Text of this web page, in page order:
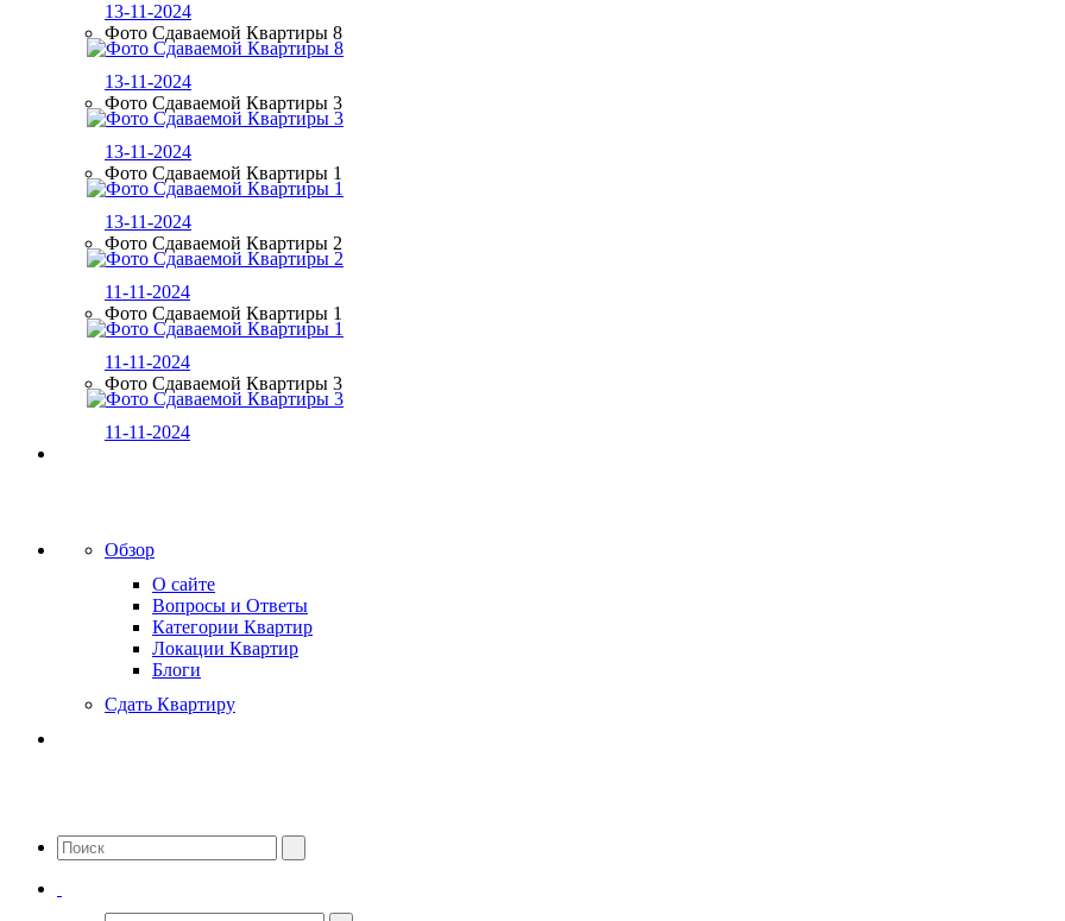
13-11-2024
Фото Сдаваемой Квартиры 8
13-11-2024
Фото Сдаваемой Квартиры 3
13-11-2024
Фото Сдаваемой Квартиры 1
13-11-2024
Фото Сдаваемой Квартиры 2
11-11-2024
Фото Сдаваемой Квартиры 1
11-11-2024
Фото Сдаваемой Квартиры 3
11-11-2024
Обзор
О сайте
Вопросы и Ответы
Категории Квартир
Локации Квартир
Блоги
Сдать Квартиру